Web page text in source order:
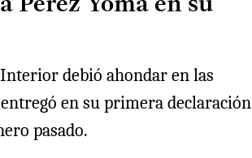
Pérez Yoma en su
debió ahondar en las
en su primera declaración
pasado.